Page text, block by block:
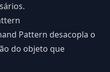
Pattern desacopla o
do objeto que